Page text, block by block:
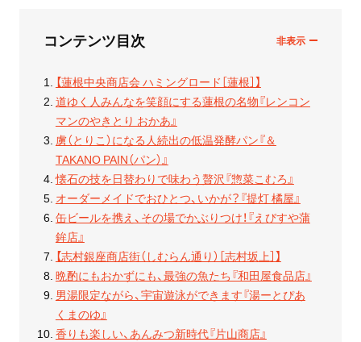
コンテンツ目次
【蓮根中央商店会 ハミングロード［蓮根］】
道ゆく人みんなを笑顔にする蓮根の名物『レンコン
マンのやきとり おかあ』
虜（とりこ）になる人続出の低温発酵パン『＆
TAKANO PAIN（パン）』
懐石の技を日替わりで味わう贅沢『惣菜こむろ』
オーダーメイドでおひとつ、いかが？『提灯 橘屋』
缶ビールを携え、その場でかぶりつけ！『えびすや蒲
鉾店』
【志村銀座商店街（しむらん通り）［志村坂上］】
晩酌にもおかずにも、最強の魚たち『和田屋食品店』
男湯限定ながら、宇宙遊泳ができます『湯ーとぴあ
くまのゆ』
香りも楽しい、あんみつ新時代『片山商店』